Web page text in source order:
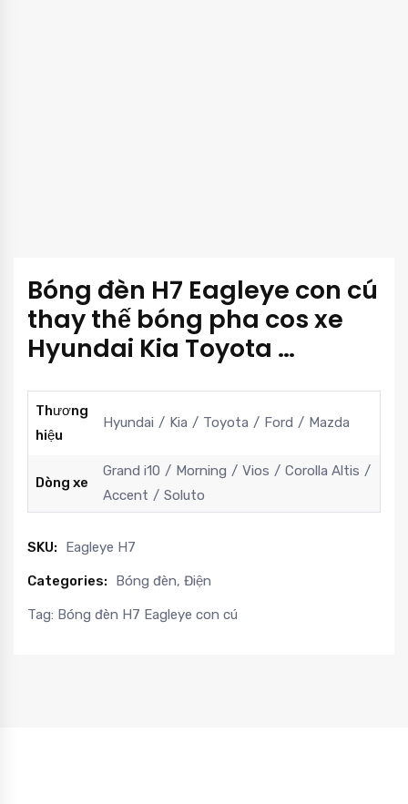
Bóng đèn H7 Eagleye con cú
thay thế bóng pha cos xe
Hyundai Kia Toyota …
Thương
hiệu
Hyundai Kia Toyota Ford Mazda
Dòng xe
Grand i10 Morning Vios
Corolla Altis
Accent
Soluto
SKU: Eagleye H7
Categories: Bóng đèn, Điện
Tag: Bóng đèn H7 Eagleye con cú